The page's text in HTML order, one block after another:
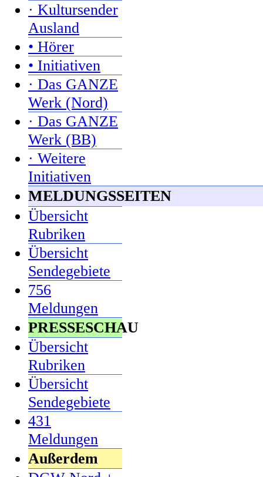
· Kultursender
Ausland
• Hörer
• Initiativen
· Das GANZE
Werk (Nord)
· Das GANZE
Werk (BB)
· Weitere
Initiativen
MELDUNGSSEITEN
Übersicht
Rubriken
Übersicht
Sendegebiete
756
Meldungen
PRESSESCHAU
Übersicht
Rubriken
Übersicht
Sendegebiete
431
Meldungen
Außerdem